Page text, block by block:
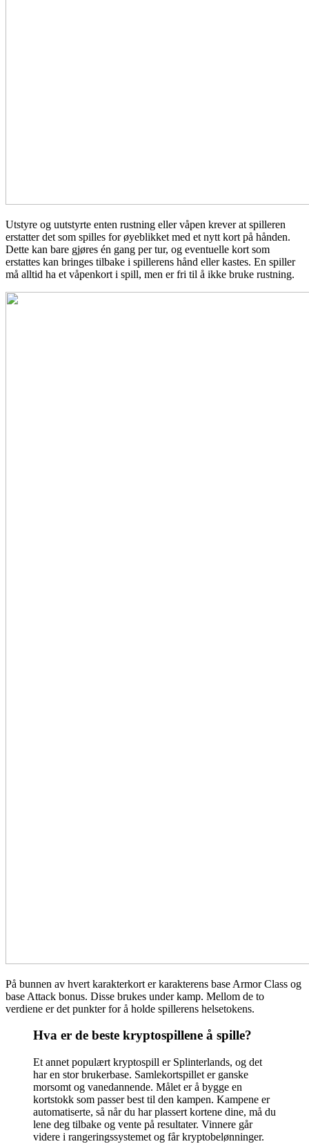
Utstyre og uutstyrte enten rustning eller våpen krever at spilleren
erstatter det som spilles for øyeblikket med et nytt kort på hånden.
Dette kan bare gjøres én gang per tur, og eventuelle kort som
erstattes kan bringes tilbake i spillerens hånd eller kastes. En spiller
må alltid ha et våpenkort i spill, men er fri til å ikke bruke rustning.
På bunnen av hvert karakterkort er karakterens base Armor Class og
base Attack bonus. Disse brukes under kamp. Mellom de to
verdiene er det punkter for å holde spillerens helsetokens.
Hva er de beste kryptospillene å spille?
Et annet populært kryptospill er Splinterlands, og det
har en stor brukerbase. Samlekortspillet er ganske
morsomt og vanedannende. Målet er å bygge en
kortstokk som passer best til den kampen. Kampene er
automatiserte, så når du har plassert kortene dine, må du
lene deg tilbake og vente på resultater. Vinnere går
videre i rangeringssystemet og får kryptobelønninger.